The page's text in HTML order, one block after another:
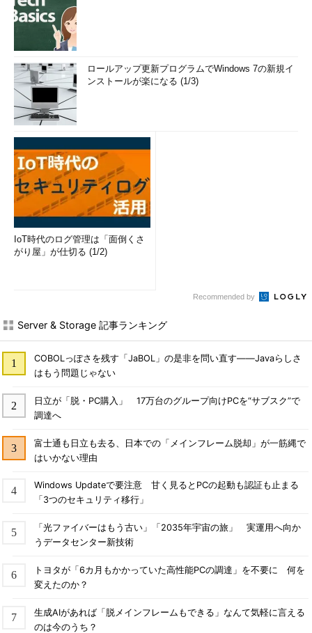
ロールアップ更新プログラムでWindows 7の新規イ
ンストールが楽になる (1/3)
IoT時代のログ管理は「面倒くさ
がり屋」が仕切る (1/2)
Recommended by
Server & Storage 記事ランキング
COBOLっぽさを残す「JaBOL」の是非を問い直す――Javaらしさ
はもう問題じゃない
日立が「脱・PC購入」 17万台のグループ向けPCを“サブスク”で
調達へ
富士通も日立も去る、日本での「メインフレーム脱却」が一筋縄で
はいかない理由
Windows Updateで要注意 甘く見るとPCの起動も認証も止まる
「3つのセキュリティ移行」
「光ファイバーはもう古い」「2035年宇宙の旅」 実運用へ向か
うデータセンター新技術
トヨタが「6カ月もかかっていた高性能PCの調達」を不要に 何を
変えたのか？
生成AIがあれば「脱メインフレームもできる」なんて気軽に言える
のは今のうち？